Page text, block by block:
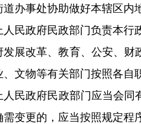
事处协助做好本辖区内
人民政府民政部门负责本行
改革、教育、公安、财
文物等有关部门按照各
人民政府民政部门应当会同
变更的，应当按照规定程